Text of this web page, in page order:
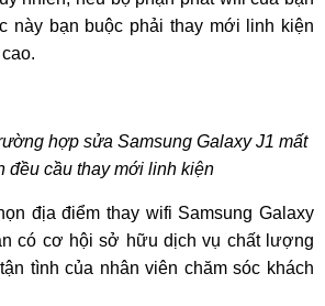
này bạn buộc phải thay mới linh kiện
hợp sửa Samsung Galaxy J1 mất
đều cầu thay mới linh kiện
địa điểm thay wifi Samsung Galaxy
có cơ hội sở hữu dịch vụ chất lượng
tình của nhân viên chăm sóc khách